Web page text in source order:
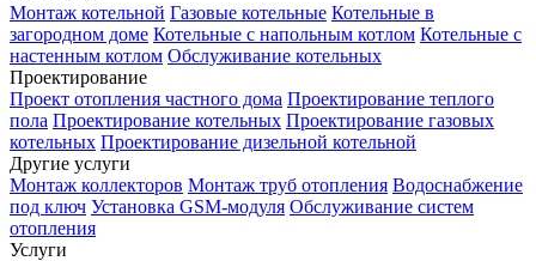
Монтаж котельной Газовые котельные Котельные в
загородном доме Котельные с напольным котлом Котельные с
настенным котлом Обслуживание котельных
Проектирование
Проект отопления частного дома Проектирование теплого
пола Проектирование котельных Проектирование газовых
котельных Проектирование дизельной котельной
Другие услуги
Монтаж коллекторов Монтаж труб отопления Водоснабжение
под ключ Установка GSM-модуля Обслуживание систем
отопления
Услуги